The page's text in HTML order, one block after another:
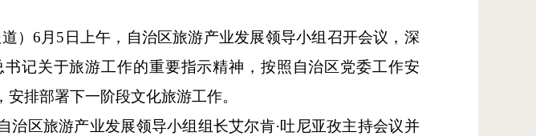
）6月 5 日上午，自治区旅游产业发展领导小组召开会议，深
记关于旅游工作的重要指示精神，按照自治区党委工作安
排部署下一阶段文化旅游工作。
治区旅游产业发展领导小组组长艾尔肯·吐尼亚孜主持会议并